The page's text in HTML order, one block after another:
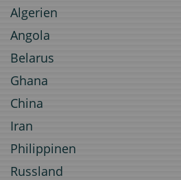
Algerien
Angola
Belarus
Ghana
China
Iran
Philippinen
Russland